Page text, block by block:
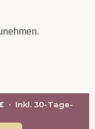
· Inkl. 30-Tage-